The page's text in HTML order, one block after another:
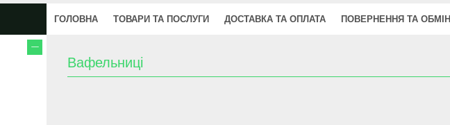
ГОЛОВНА ТОВАРИ ТА ПОСЛУГИ ДОСТАВКА ТА ОПЛАТА ПОВЕРНЕННЯ ТА ОБМІН
Вафельниці